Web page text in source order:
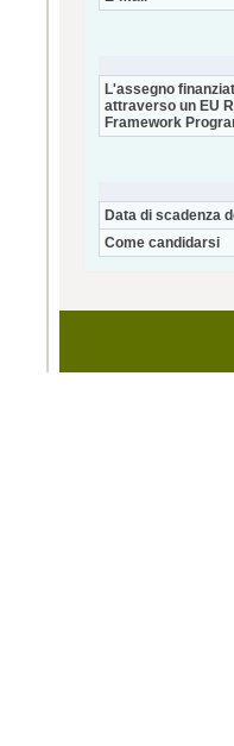
L'assegno
attraverso un EU
Framework
Data di scadenza
Come candidarsi